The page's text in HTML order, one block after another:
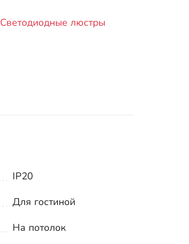
Светодиодные люстры
IP20
Для гостиной
На потолок